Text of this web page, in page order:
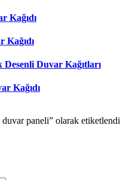
Kağıdı
Kağıdı
Duvar Kağıtları
Kağıdı
paneli” olarak etiketlendi